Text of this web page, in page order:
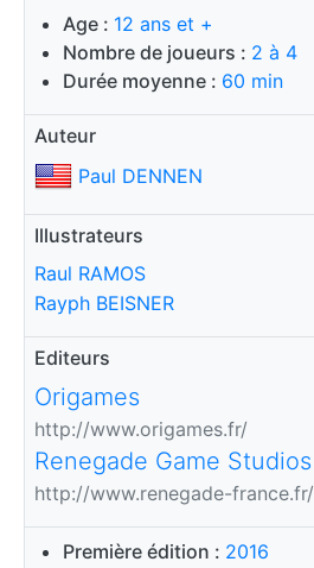
Age : 12 ans et +
Nombre de joueurs : 2 à 4
Durée moyenne : 60 min
Auteur
Paul DENNEN
Illustrateurs
Raul RAMOS
Rayph BEISNER
Editeurs
Origames
http://www.origames.fr/
Renegade Game Studios
http://www.renegade-france.fr/
Première édition : 2016